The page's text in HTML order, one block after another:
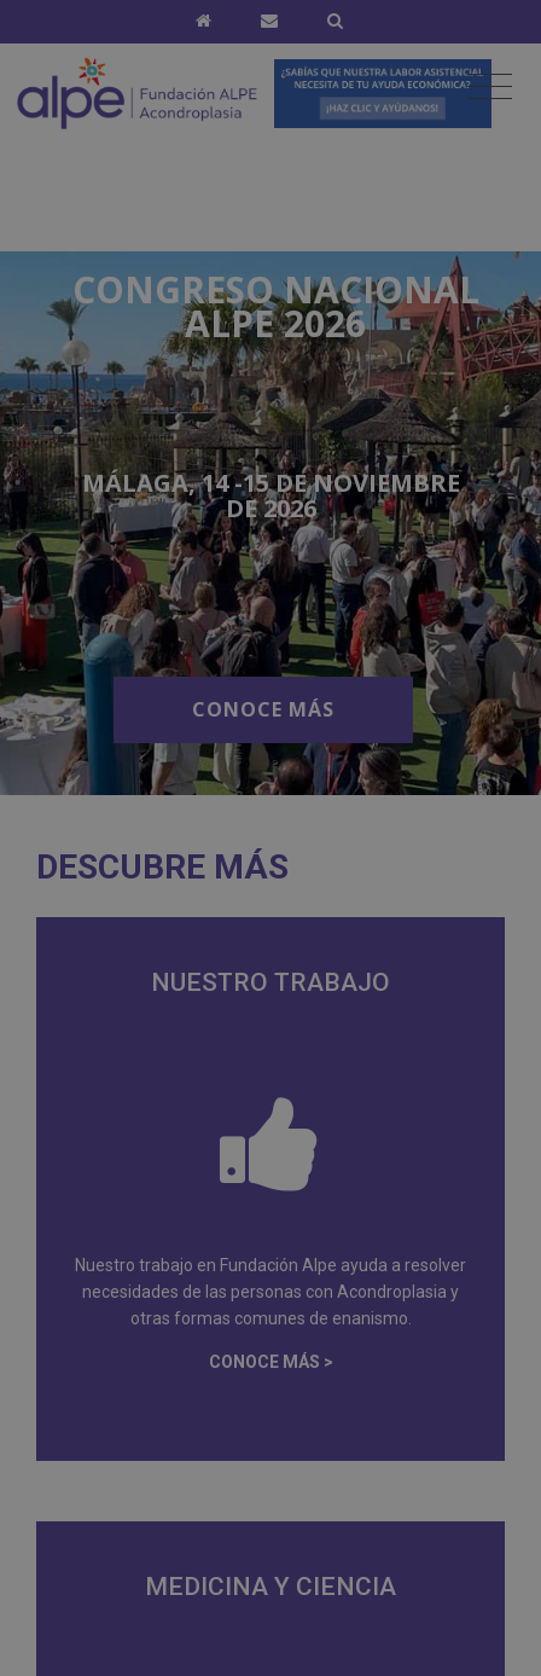
MÁLAGA, 14 -15 DE NOVIEMBRE
DE 2026
CONGRESO NACIONAL
ALPE 2026
CONOCE MÁS
CONOCE MÁS
DESCUBRE MÁS
NUESTRO TRABAJO
Nuestro trabajo en Fundación Alpe ayuda a resolver
necesidades de las personas con Acondroplasia y
otras formas comunes de enanismo.
CONOCE MÁS >
MEDICINA Y CIENCIA